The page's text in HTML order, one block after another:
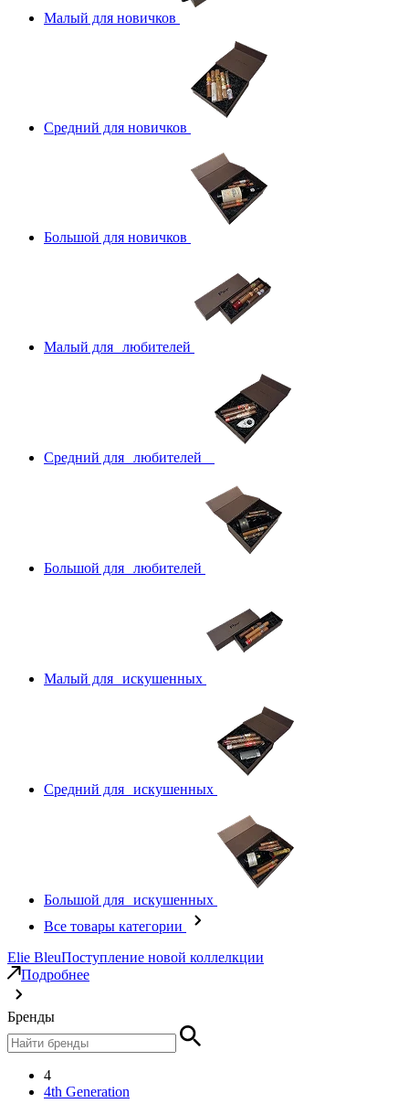
Малый для новичков
Средний для новичков
Большой для новичков
Малый для любителей
Средний для любителей
Большой для любителей
Малый для искушенных
Средний для искушенных
Большой для искушенных
Все товары категории
Elie BleuПоступление новой коллелкции
Подробнее
Бренды
4
4th Generation